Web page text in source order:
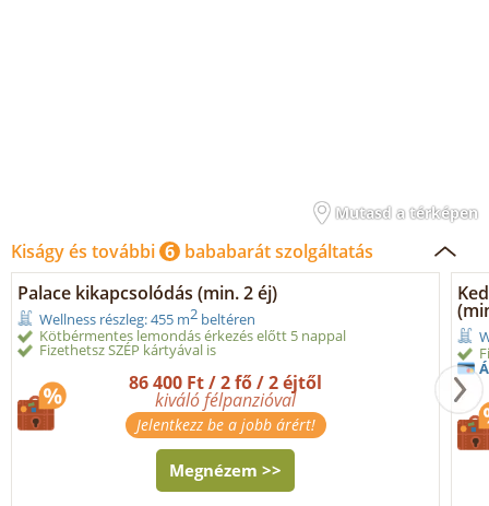
Mutasd a térképen
Kiságy és további 6 bababarát szolgáltatás
Palace kikapcsolódás (min. 2 éj)
Wellness részleg: 455 m2 beltéren
Kötbérmentes lemondás érkezés előtt 5 nappal
Fizethetsz SZÉP kártyával is
86 400 Ft / 2 fő / 2 éjtől
kiváló félpanzióval
Jelentkezz be a jobb árért!
Megnézem >>